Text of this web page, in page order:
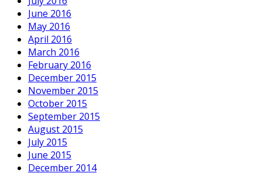
June 2016
May 2016
April 2016
March 2016
February 2016
December 2015
November 2015
October 2015
September 2015
August 2015
July 2015
June 2015
December 2014